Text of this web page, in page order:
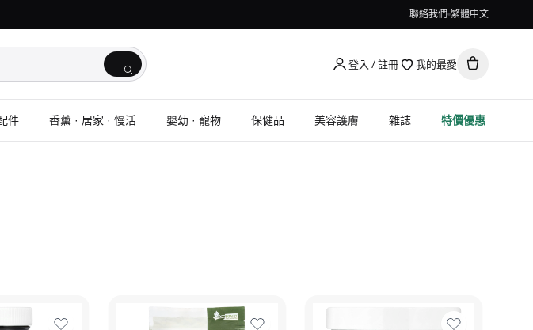
聯絡我們 繁體中文
登入 / 註冊 我的最愛
件 香薰 · 居家 · 慢活 嬰幼 · 寵物 保健品 美容護膚 雜誌 特價優惠